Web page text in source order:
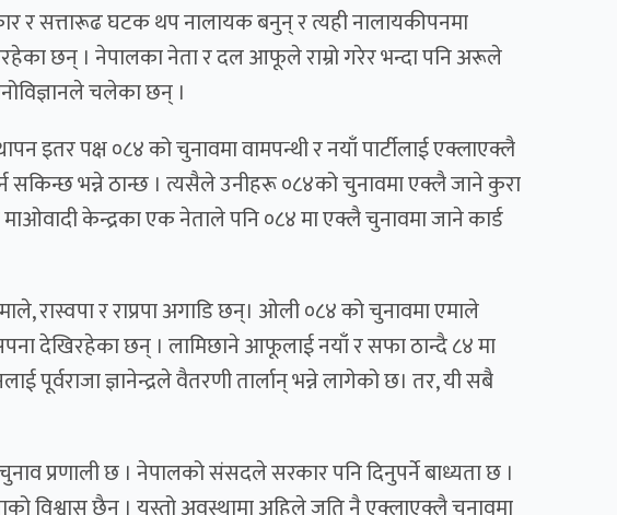
र सत्तारूढ घटक थप नालायक बनुन् र त्यही नालायकीपनमा
छन् । नेपालका नेता र दल आफूले राम्रो गरेर भन्दा पनि अरूले
चलेका छन् ।
इतर पक्ष ०८४ को चुनावमा वामपन्थी र नयाँ पार्टीलाई एक्लाएक्लै
सकिन्छ भन्ने ठान्छ । त्यसैले उनीहरू ०८४को चुनावमा एक्लै जाने कुरा
केन्द्रका एक नेताले पनि ०८४ मा एक्लै चुनावमा जाने कार्ड
रास्वपा र राप्रपा अगाडि छन्। ओली ०८४ को चुनावमा एमाले
देखिरहेका छन् । लामिछाने आफूलाई नयाँ र सफा ठान्दै ८४ मा
पूर्वराजा ज्ञानेन्द्रले वैतरणी तार्लान् भन्ने लागेको छ। तर, यी सबै
प्रणाली छ । नेपालको संसदले सरकार पनि दिनुपर्ने बाध्यता छ ।